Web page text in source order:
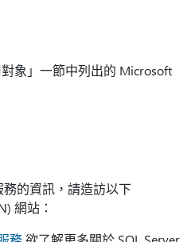
象」一節中列出的 Microsoft
務的資訊，請造訪以下
網站：